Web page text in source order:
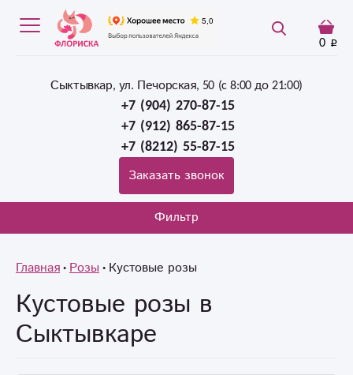
0
Сыктывкар, ул. Печорская, 50 (c 8:00 до 21:00)
+7 (904) 270-87-15
+7 (912) 865-87-15
+7 (8212) 55-87-15
Заказать звонок
Фильтр
Главная Розы Кустовые розы
Кустовые розы в
Сыктывкаре